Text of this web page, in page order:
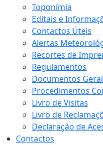
Toponímia
Editais e
Contactos Úteis
Alertas
Recortes de
Regulamentos
Documentos
Procedimentos
Livro de Visitas
Livro de
Declaração de
Contactos